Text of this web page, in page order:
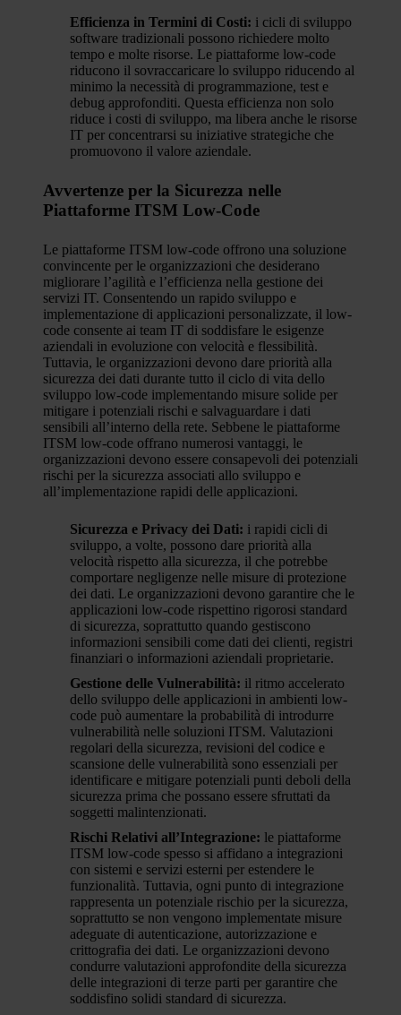
Efficienza in Termini di Costi: i cicli di sviluppo
software tradizionali possono richiedere molto
tempo e molte risorse. Le piattaforme low-code
riducono il sovraccaricare lo sviluppo riducendo al
minimo la necessità di programmazione, test e
debug approfonditi. Questa efficienza non solo
riduce i costi di sviluppo, ma libera anche le risorse
IT per concentrarsi su iniziative strategiche che
promuovono il valore aziendale.
Avvertenze per la Sicurezza nelle
Piattaforme ITSM Low-Code
Le piattaforme ITSM low-code offrono una soluzione
convincente per le organizzazioni che desiderano
migliorare l’agilità e l’efficienza nella gestione dei
servizi IT. Consentendo un rapido sviluppo e
implementazione di applicazioni personalizzate, il low-
code consente ai team IT di soddisfare le esigenze
aziendali in evoluzione con velocità e flessibilità.
Tuttavia, le organizzazioni devono dare priorità alla
sicurezza dei dati durante tutto il ciclo di vita dello
sviluppo low-code implementando misure solide per
mitigare i potenziali rischi e salvaguardare i dati
sensibili all’interno della rete. Sebbene le piattaforme
ITSM low-code offrano numerosi vantaggi, le
organizzazioni devono essere consapevoli dei potenziali
rischi per la sicurezza associati allo sviluppo e
all’implementazione rapidi delle applicazioni.
Sicurezza e Privacy dei Dati: i rapidi cicli di
sviluppo, a volte, possono dare priorità alla
velocità rispetto alla sicurezza, il che potrebbe
comportare negligenze nelle misure di protezione
dei dati. Le organizzazioni devono garantire che le
applicazioni low-code rispettino rigorosi standard
di sicurezza, soprattutto quando gestiscono
informazioni sensibili come dati dei clienti, registri
finanziari o informazioni aziendali proprietarie.
Gestione delle Vulnerabilità: il ritmo accelerato
dello sviluppo delle applicazioni in ambienti low-
code può aumentare la probabilità di introdurre
vulnerabilità nelle soluzioni ITSM. Valutazioni
regolari della sicurezza, revisioni del codice e
scansione delle vulnerabilità sono essenziali per
identificare e mitigare potenziali punti deboli della
sicurezza prima che possano essere sfruttati da
soggetti malintenzionati.
Rischi Relativi all’Integrazione: le piattaforme
ITSM low-code spesso si affidano a integrazioni
con sistemi e servizi esterni per estendere le
funzionalità. Tuttavia, ogni punto di integrazione
rappresenta un potenziale rischio per la sicurezza,
soprattutto se non vengono implementate misure
adeguate di autenticazione, autorizzazione e
crittografia dei dati. Le organizzazioni devono
condurre valutazioni approfondite della sicurezza
delle integrazioni di terze parti per garantire che
soddisfino solidi standard di sicurezza.